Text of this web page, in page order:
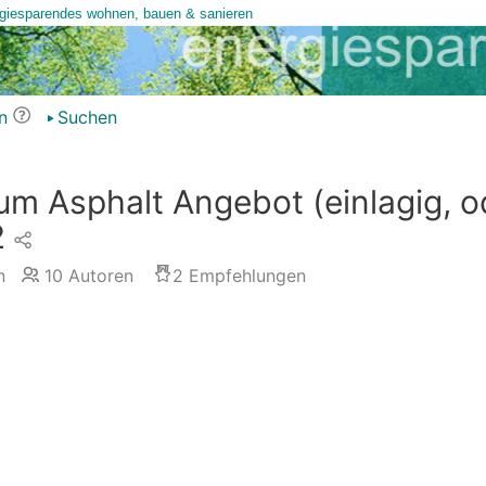
Suchen
Asphalt Angebot (einlagig,
10 Autoren 2 Empfehlungen